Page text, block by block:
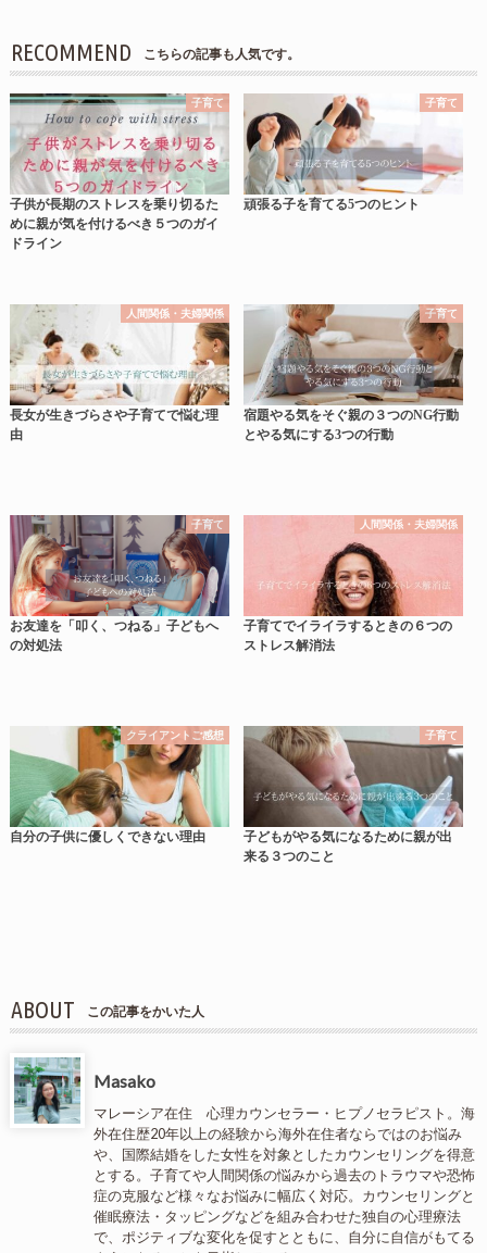
RECOMMEND こちらの記事も人気です。
子育て
子供が長期のストレスを乗り切るた
めに親が気を付けるべき５つのガイ
ドライン
子育て
頑張る子を育てる5つのヒント
人間関係・夫婦関係
長女が生きづらさや子育てで悩む理
由
子育て
宿題やる気をそぐ親の３つのNG行動
とやる気にする3つの行動
子育て
お友達を「叩く、つねる」子どもへ
の対処法
人間関係・夫婦関係
子育てでイライラするときの６つの
ストレス解消法
クライアントご感想
自分の子供に優しくできない理由
子育て
子どもがやる気になるために親が出
来る３つのこと
ABOUT この記事をかいた人
Masako
マレーシア在住 心理カウンセラー・ヒプノセラピスト。海
外在住歴20年以上の経験から海外在住者ならではのお悩み
や、国際結婚をした女性を対象としたカウンセリングを得意
とする。子育てや人間関係の悩みから過去のトラウマや恐怖
症の克服など様々なお悩みに幅広く対応。カウンセリングと
催眠療法・タッピングなどを組み合わせた独自の心理療法
で、ポジティブな変化を促すとともに、自分に自信がもてる